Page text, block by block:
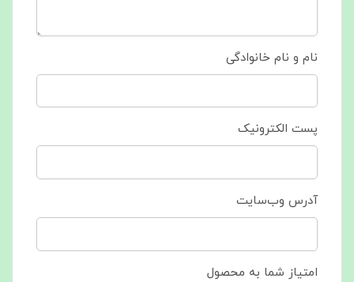
نام و نام خانوادگی
پست الکترونیک
آدرس وب‌سایت
امتیاز شما به محصول